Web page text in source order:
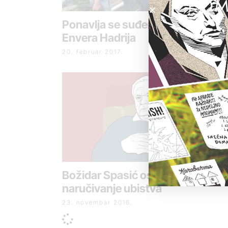
Ponavlja se suđenje za ubistvo
Envera Hadrija
20. februar 2017.
Božidar Spasić osuđen za
naručivanje ubistva
23. novembar 2016.